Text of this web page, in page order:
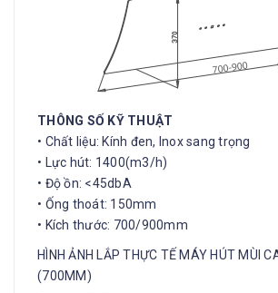
THÔNG SỐ KỸ THUẬT
• Chất liệu: Kính đen, Inox sang trọng
•
Lực hút: 1400(m3/h)
• Độ ồn: <45dbA
• Ống thoát: 150mm
• Kích thước: 700/900mm
HÌNH ẢNH LẮP THỰC TẾ MÁY HÚT MÙI
(700MM)